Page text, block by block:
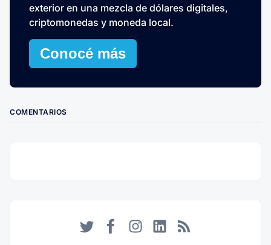
exterior en una mezcla de dólares digitales,
criptomonedas y moneda local.
Conocé más
COMENTARIOS